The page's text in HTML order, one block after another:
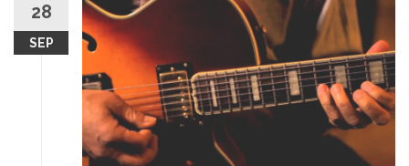
28
SEP